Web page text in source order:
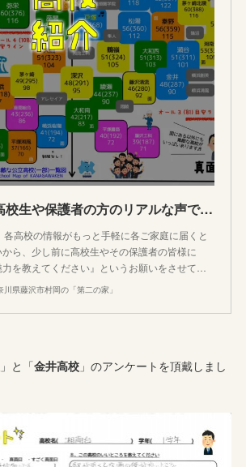
完全保存版！高校生や保護者の方のリアルな声で作る神奈川県高校紹介【随時更新受験情報】
各高校の情報がもっと手軽に各ご家庭に届くと
ら、少し前に高校生やその保護者の皆様に
力を教えてください』というお願いをさせて…
県藤沢市村岡の「第二の家」
」と「金井高校 」のアンケートを頂戴しまし